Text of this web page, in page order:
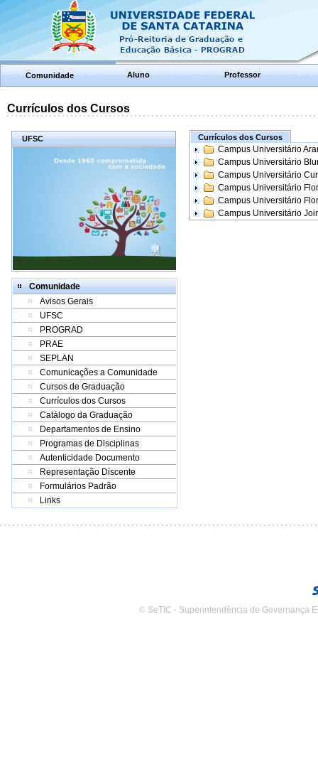
Comunidade Aluno Professor
Currículos dos Cursos
UFSC
Comunidade
Avisos Gerais
UFSC
PROGRAD
PRAE
SEPLAN
Comunicações a Comunidade
Cursos de Graduação
Currículos dos Cursos
Catálogo da Graduação
Departamentos de Ensino
Programas de Disciplinas
Autenticidade Documento
Representação Discente
Formulários Padrão
Links
Currículos dos Cursos
Campus Universitário
Campus Universitário
Campus Universitário
Campus Universitário
Campus Universitário
Campus Universitário
© SeTIC - Superintendência de Governança